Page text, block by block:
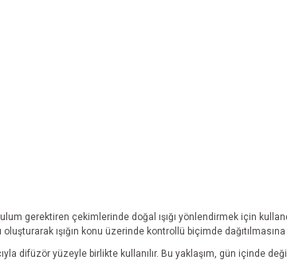
gerektiren çekimlerinde doğal ışığı yönlendirmek için
ışığın konu üzerinde kontrollü biçimde dağıtılmasına
difüzör yüzeyle birlikte kullanılır. Bu yaklaşım, gün içinde